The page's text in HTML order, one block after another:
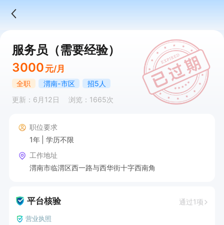
服务员（需要经验）
3000 元/月
全职 渭南-市区
招5人
更新：6月12日
浏览：1665次
职位要求
1年
学历不限
工作地址
渭南市临渭区西一路与西华街十字西南角
平台核验 通过1项
营业执照